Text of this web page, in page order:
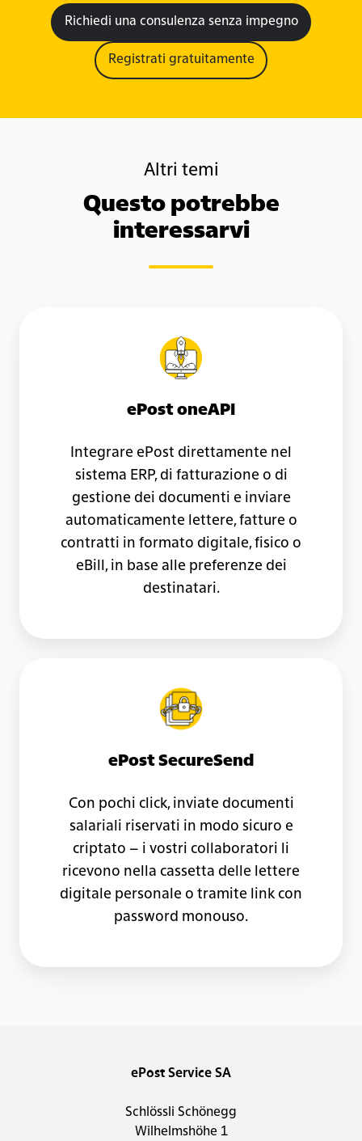
Richiedi una consulenza senza impegno
Registrati gratuitamente
Altri temi
Questo potrebbe
interessarvi
ePost oneAPI
Integrare ePost direttamente nel
sistema ERP, di fatturazione o di
gestione dei documenti e inviare
automaticamente lettere, fatture o
contratti in formato digitale, fisico o
eBill, in base alle preferenze dei
destinatari.
oneAPI
ePost SecureSend
Con pochi click, inviate documenti
salariali riservati in modo sicuro e
criptato – i vostri collaboratori li
ricevono nella cassetta delle lettere
digitale personale o tramite link con
password monouso.
SecureSend
ePost Service SA
Schlössli Schönegg
Wilhelmshöhe 1